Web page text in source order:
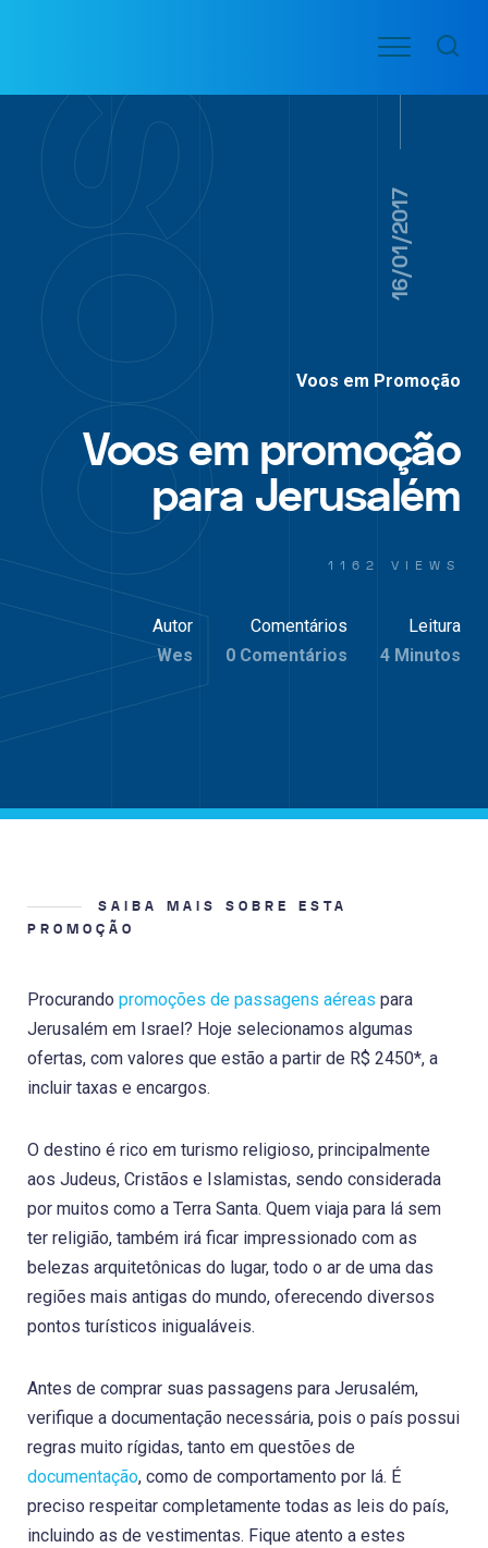
conteúdo
VOO
AÉREAS
Menu
16/01/2017
Voos em Promoção
Voos em promoção
para Jerusalém
1162 VIEWS
Autor
Wes
Comentários
0 Comentários
Leitura
4 Minutos
SAIBA MAIS SOBRE ESTA
PROMOÇÃO
Procurando promoções de passagens aéreas para
Jerusalém em Israel? Hoje selecionamos algumas
ofertas, com valores que estão a partir de R$ 2450*, a
incluir taxas e encargos.
O destino é rico em turismo religioso, principalmente
aos Judeus, Cristãos e Islamistas, sendo considerada
por muitos como a Terra Santa. Quem viaja para lá sem
ter religião, também irá ficar impressionado com as
belezas arquitetônicas do lugar, todo o ar de uma das
regiões mais antigas do mundo, oferecendo diversos
pontos turísticos inigualáveis.
Antes de comprar suas passagens para Jerusalém,
verifique a documentação necessária, pois o país possui
regras muito rígidas, tanto em questões de
documentação, como de comportamento por lá. É
preciso respeitar completamente todas as leis do país,
incluindo as de vestimentas. Fique atento a estes